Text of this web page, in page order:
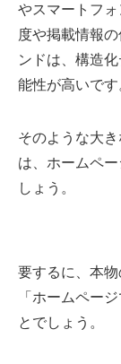
やスマートフ
度や掲載情報
ンドは、構造
能性が高いです
そのような大
は、ホームペ
しょう。
要するに、本物
「ホームペー
とでしょう。